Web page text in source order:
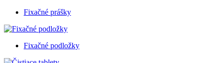
Fixačné prášky
Fixačné podložky